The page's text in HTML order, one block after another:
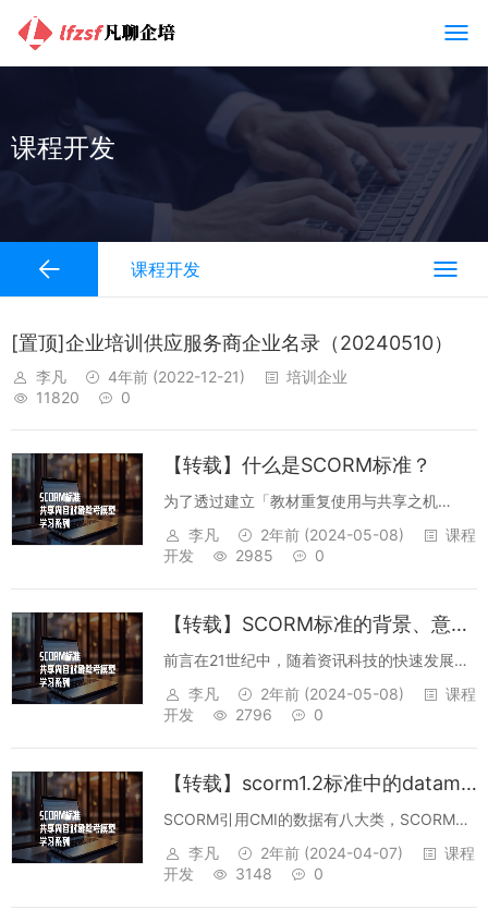
课程开发
课程开发
[置顶]企业培训供应服务商企业名录（20240510）
李凡 4年前 (2022-12-21)
培训企业
11820
0
【转载】什么是SCORM标准？
为了透过建立「教材重复使用与共享之机
制」，来减少教材之开发时程与成本，并使各
教材在不同的LMS中能够重复使用、流通自
李凡 2年前 (2024-05-08)
课程
开发
2985 0
【转载】SCORM标准的背景、意义、目的
前言在21世纪中，随着资讯科技的快速发展，
电脑与网路科技之发展，以带领我们进入一个
数位学习(e-learning)的环境，有赖于国家竞争
李凡 2年前 (2024-05-08)
课程
开发
2796 0
【转载】scorm1.2标准中的datamodel详解
SCORM引用CMI的数据有八大类，SCORM对
每一个数据的定义、用途、所包括的子数据
项、输出数据格式、LMS引用数据的行为、
李凡 2年前 (2024-04-07)
课程
开发
3148 0